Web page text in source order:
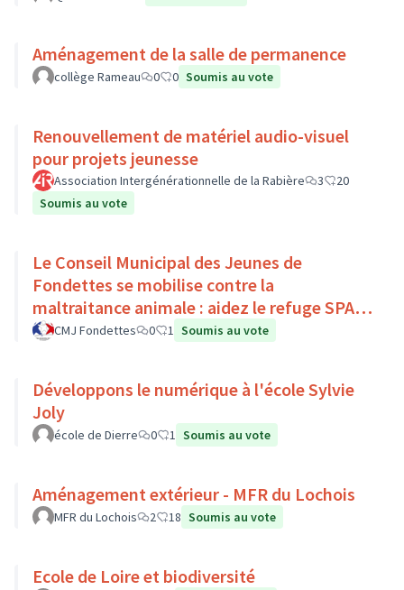
Aménagement de la salle de permanence
collège Rameau 0 0 Soumis au vote
Renouvellement de matériel audio-visuel
pour projets jeunesse
Association Intergénérationnelle de la Rabière 3
20
Soumis au vote
Le Conseil Municipal des Jeunes de
Fondettes se mobilise contre la
maltraitance animale : aidez le refuge SPA
de Luynes !
CMJ Fondettes 0 1 Soumis au vote
Développons le numérique à l'école Sylvie
Joly
école de Dierre 0 1 Soumis au vote
Aménagement extérieur - MFR du Lochois
MFR du Lochois 2 18 Soumis au vote
Ecole de Loire et biodiversité